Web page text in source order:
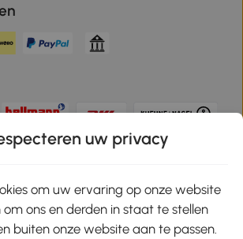
en ontvang 10% korting!
uw privacy
om uw ervaring op onze website
ons en derden in staat te stellen
buiten onze website aan te passen.